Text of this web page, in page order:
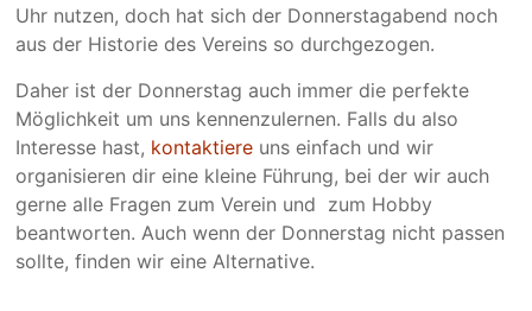
Uhr nutzen, doch hat sich der Donnerstagabend noch
aus der Historie des Vereins so durchgezogen.
Daher ist der Donnerstag auch immer die perfekte
Möglichkeit um uns kennenzulernen. Falls du also
Interesse hast, kontaktiere uns einfach und wir
organisieren dir eine kleine Führung, bei der wir auch
gerne alle Fragen zum Verein und zum Hobby
beantworten. Auch wenn der Donnerstag nicht passen
sollte, finden wir eine Alternative.